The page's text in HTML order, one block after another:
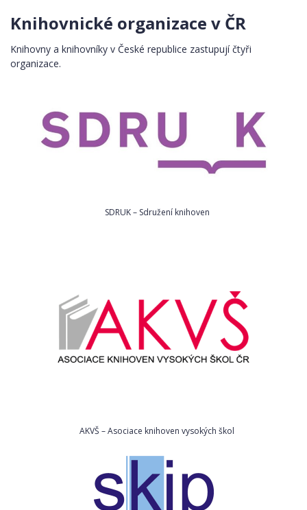
Knihovnické organizace v ČR
Knihovny a knihovníky v České republice zastupují čtyři
organizace.
SDRUK – Sdružení knihoven
AKVŠ – Asociace knihoven vysokých škol